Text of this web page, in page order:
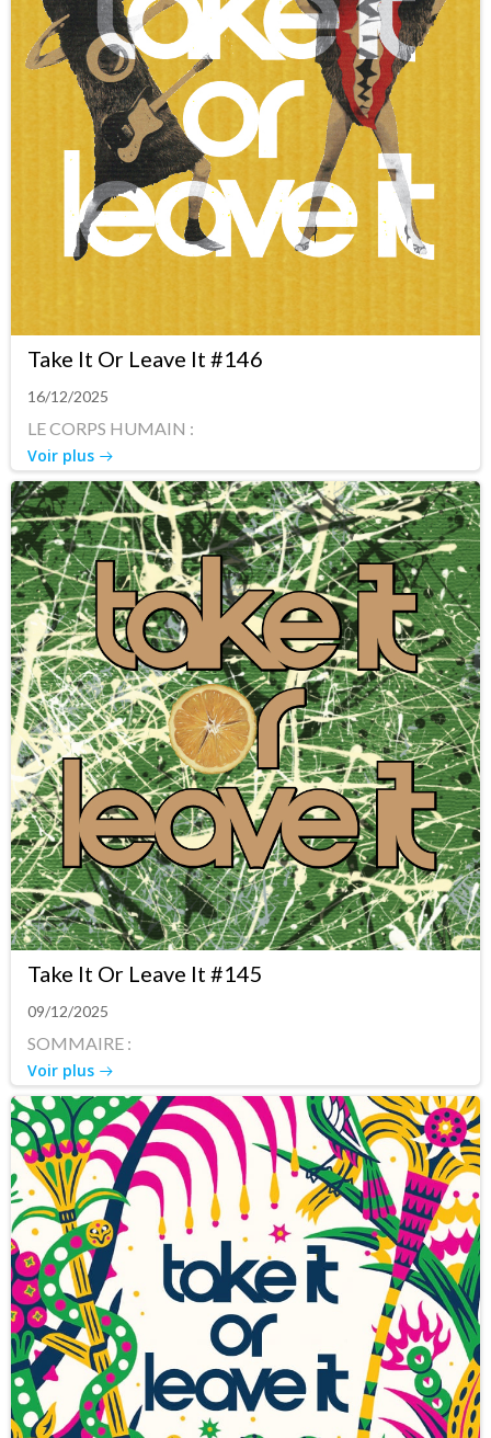
Take It Or Leave It #146
16/12/2025
LE CORPS HUMAIN :
Voir plus
Take It Or Leave It #145
09/12/2025
SOMMAIRE :
Voir plus